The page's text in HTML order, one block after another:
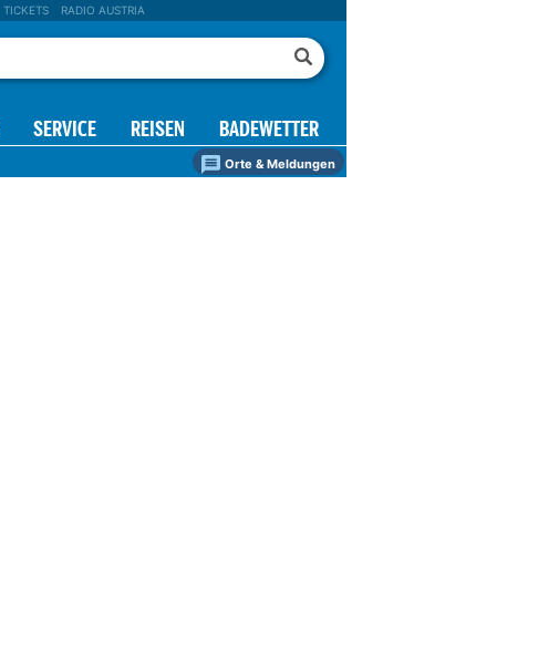
TICKETS RADIO AUSTRIA
SERVICE REISEN BADEWETTER
Orte & Meldungen